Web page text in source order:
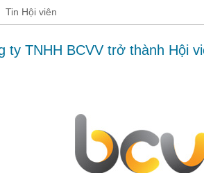
Tin Hội viên
ty TNHH BCVV trở thành Hội